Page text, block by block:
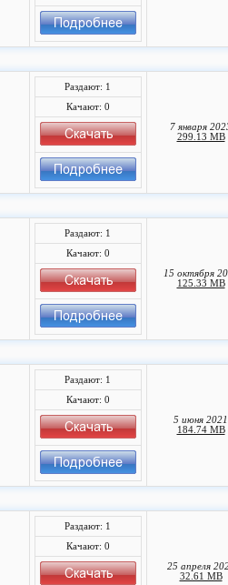
Раздают: 1
Качают: 0
7 января
299.13 MB
Раздают: 1
Качают: 0
15 октября
125.33 MB
Раздают: 1
Качают: 0
5 июня 2021
184.74 MB
Раздают: 1
Качают: 0
25 апреля
32.61 MB